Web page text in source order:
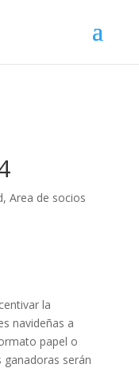
, Area de socios
la
navideñas a
papel o
serán